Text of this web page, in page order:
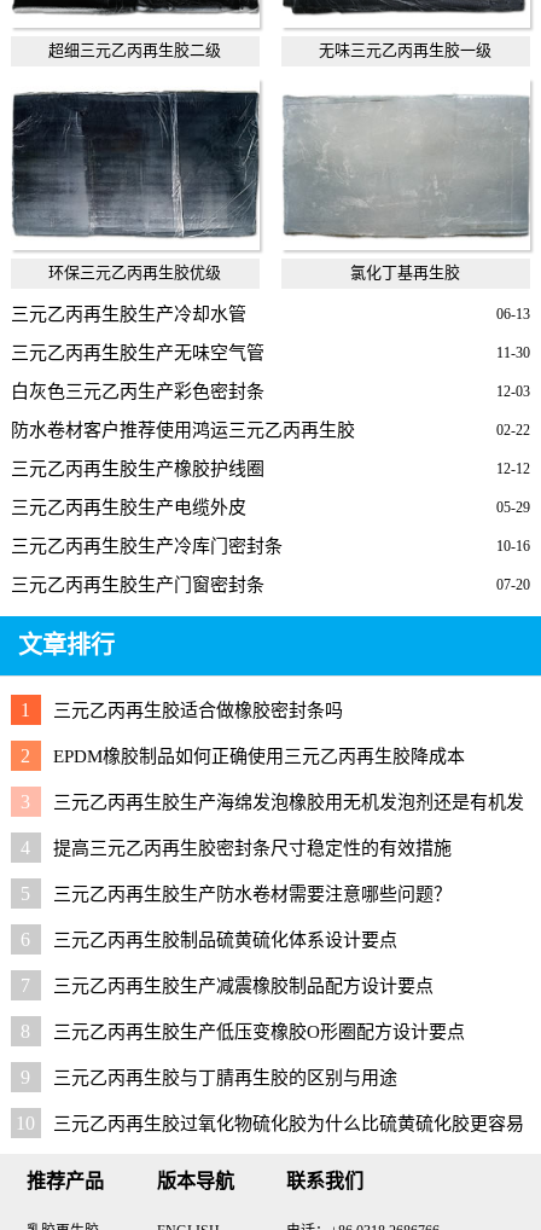
超细三元乙丙再生胶二级 无味三元乙丙再生胶一级
环保三元乙丙再生胶优级 氯化丁基再生胶
06-13
三元乙丙再生胶生产冷却水管
11-30
三元乙丙再生胶生产无味空气管
12-03
白灰色三元乙丙生产彩色密封条
02-22
防水卷材客户推荐使用鸿运三元乙丙再生胶
12-12
三元乙丙再生胶生产橡胶护线圈
05-29
三元乙丙再生胶生产电缆外皮
10-16
三元乙丙再生胶生产冷库门密封条
07-20
三元乙丙再生胶生产门窗密封条
文章排行
1 三元乙丙再生胶适合做橡胶密封条吗
2 EPDM橡胶制品如何正确使用三元乙丙再生胶降成本
3
三元乙丙再生胶生产海绵发泡橡胶用无机发泡剂还是有机发
泡剂好？
4 提高三元乙丙再生胶密封条尺寸稳定性的有效措施
5 三元乙丙再生胶生产防水卷材需要注意哪些问题？
6 三元乙丙再生胶制品硫黄硫化体系设计要点
7 三元乙丙再生胶生产减震橡胶制品配方设计要点
8 三元乙丙再生胶生产低压变橡胶O形圈配方设计要点
9 三元乙丙再生胶与丁腈再生胶的区别与用途
10
三元乙丙再生胶过氧化物硫化胶为什么比硫黄硫化胶更容易
推荐产品 版本导航 联系我们